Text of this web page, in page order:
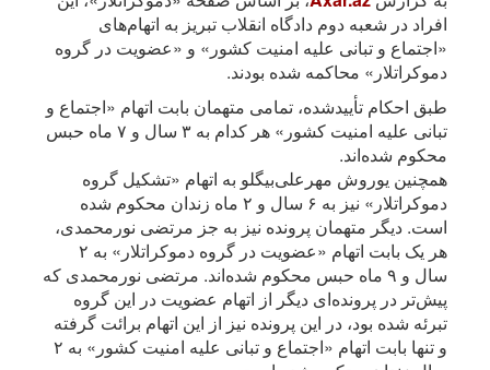
افراد در شعبه دوم دادگاه انقلاب تبریز به اتهام‌های
«اجتماع و تبانی علیه امنیت کشور» و «عضویت در گروه
دموکراتلار» محاکمه شده بودند.
طبق احکام تأییدشده، تمامی متهمان بابت اتهام «اجتماع و
تبانی علیه امنیت کشور» هر کدام به ۳ سال و ۷ ماه حبس
محکوم شده‌اند.
همچنین یوروش مهرعلی‌بیگلو به اتهام «تشکیل گروه
دموکراتلار» نیز به ۶ سال و ۲ ماه زندان محکوم شده
است. دیگر متهمان پرونده نیز به جز مرتضی نورمحمدی،
هر یک بابت اتهام «عضویت در گروه دموکراتلار» به ۲
سال و ۹ ماه حبس محکوم شده‌اند. مرتضی نورمحمدی که
پیش‌تر در پرونده‌ای دیگر از اتهام عضویت در این گروه
تبرئه شده بود، در این پرونده نیز از این اتهام برائت گرفته
و تنها بابت اتهام «اجتماع و تبانی علیه امنیت کشور» به ۲